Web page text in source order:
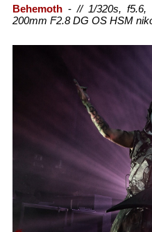
Behemoth-// 1/320s, f5.6,
200mm F2.8 DG OS HSM